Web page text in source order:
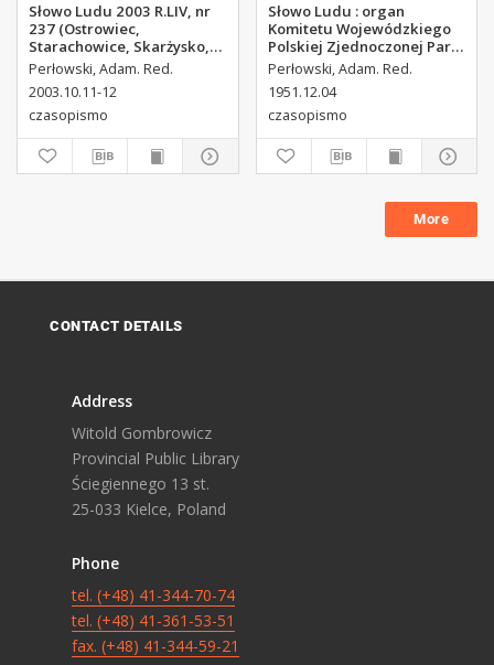
Słowo Ludu 2003 R.LIV, nr
237 (Ostrowiec,
Starachowice, Skarżysko,
Końskie, Ponidzie,
Jędrzejów, Włoszczowa,
Sandomierz, Staszów,
Opatów)
Perłowski, Adam. Red.
2003.10.11-12
czasopismo
Słowo Ludu : organ
Komitetu Wojewódzkiego
Polskiej Zjednoczonej Partii
Robotniczej, 1951, R.3, nr
Perłowski, Adam. Red.
1951.12.04
czasopismo
More
CONTACT DETAILS
Address
Witold Gombrowicz
Provincial Public Library
Ściegiennego 13 st.
25-033 Kielce, Poland
Phone
tel. (+48) 41-344-70-74
tel. (+48) 41-361-53-51
fax. (+48) 41-344-59-21